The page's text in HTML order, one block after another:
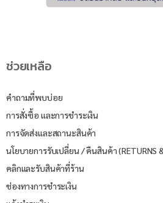
ช่วยเหลือ
คำถามที่พบบ่อย
การสั่งซื้อ และการชำระเงิน
การจัดส่งและสถานะสินค้า
นโยบายการรับเปลี่ยน / คืนสินค้า (RETURNS &
คลิกและรับสินค้าที่ร้าน
ช่องทางการชำระเงิน